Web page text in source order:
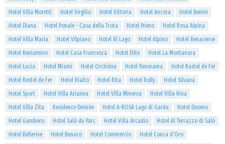
Hotel Villa Moretti
Hotel Virgilio Hotel Vittoria Hotel Ancora
Hotel Benini
Hotel Diana
Hotel Ponale - Casa della Trota Hotel Primo
Hotel Rosa Alpina
Hotel Villa Maria
Hotel Vilpiano Hotel Al Lago Hotel Alpino
Hotel Benacense
Hotel Beniamino
Hotel Casa Francesca Hotel Elite
Hotel La Montanara
Hotel Lucia
Hotel Miami Hotel Orchidea Hotel Panorama
Hotel Rastel de Fer
Hotel Restel de Fer
Hotel Rialto Hotel Rita Hotel Rolly
Hotel Silvana
Hotel Sport
Hotel Villa Arianna Hotel Villa Minerva
Hotel Villa Rina
Hotel Villa Zita
Residence Desirèe Hotel A-ROSA Lago di Garda
Hotel Duomo
Hotel Gambero
Hotel Salò du Parc Hotel Villa Arcadio
Hotel Al Terrazzo di Salò
Hotel Bellerive
Hotel Benaco Hotel Commercio
Hotel Conca d'Oro